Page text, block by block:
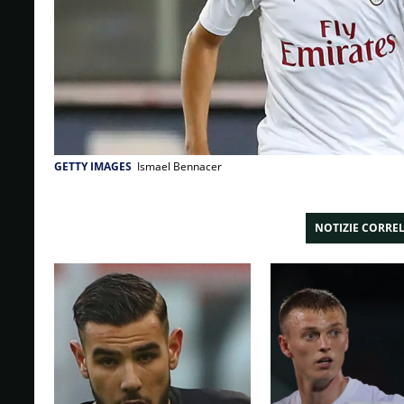
GETTY IMAGES Ismael Bennacer
NOTIZIE